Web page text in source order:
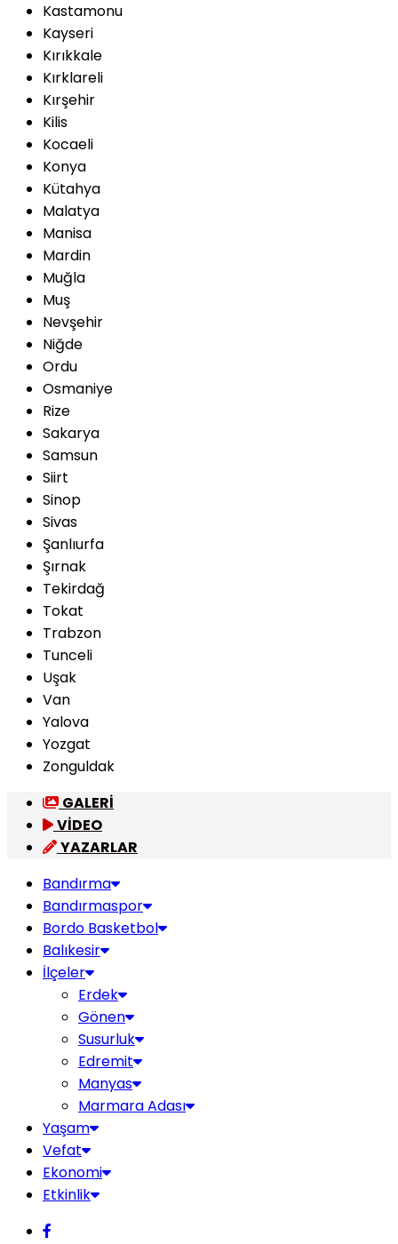
Kastamonu
Kayseri
Kırıkkale
Kırklareli
Kırşehir
Kilis
Kocaeli
Konya
Kütahya
Malatya
Manisa
Mardin
Muğla
Muş
Nevşehir
Niğde
Ordu
Osmaniye
Rize
Sakarya
Samsun
Siirt
Sinop
Sivas
Şanlıurfa
Şırnak
Tekirdağ
Tokat
Trabzon
Tunceli
Uşak
Van
Yalova
Yozgat
Zonguldak
GALERİ
VİDEO
YAZARLAR
Bandırma
Bandırmaspor
Bordo Basketbol
Balıkesir
İlçeler
Erdek
Gönen
Susurluk
Edremit
Manyas
Marmara Adası
Yaşam
Vefat
Ekonomi
Etkinlik